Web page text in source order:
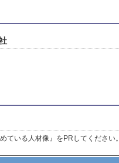
いる人材像』をPRしてください。